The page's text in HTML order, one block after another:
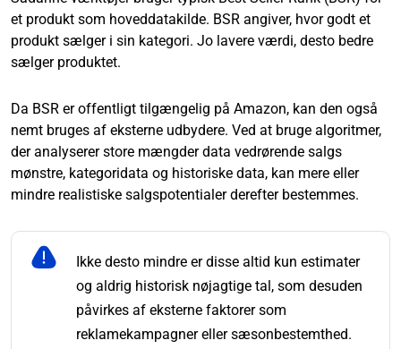
et produkt som hoveddatakilde. BSR angiver, hvor godt et
produkt sælger i sin kategori. Jo lavere værdi, desto bedre
sælger produktet.
Da BSR er offentligt tilgængelig på Amazon, kan den også
nemt bruges af eksterne udbydere. Ved at bruge algoritmer,
der analyserer store mængder data vedrørende salgs
mønstre, kategoridata og historiske data, kan mere eller
mindre realistiske salgspotentialer derefter bestemmes.
Ikke desto mindre er disse altid kun estimater
og aldrig historisk nøjagtige tal, som desuden
påvirkes af eksterne faktorer som
reklamekampagner eller sæsonbestemthed.